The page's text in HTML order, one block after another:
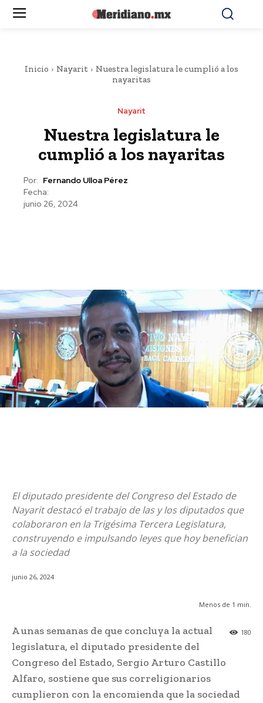
Inicio Nayarit
Nuestra legislatura le cumplió a los
nayaritas
Nayarit
Nuestra legislatura le
cumplió a los nayaritas
Por: Fernando Ulloa Pérez
Fecha:
junio 26, 2024
El diputado presidente del Congreso del Estado de
Nayarit destacó el trabajo de las y los diputados que
colaboraron en la Trigésima Tercera Legislatura,
construyendo e impulsando leyes que hoy benefician
a la sociedad
junio 26, 2024
Menos de 1 min.
180
A unas semanas de que concluya la actual
legislatura, el diputado presidente del
Congreso del Estado, Sergio Arturo Castillo
Alfaro, sostiene que sus correligionarios
cumplieron con la encomienda que la sociedad